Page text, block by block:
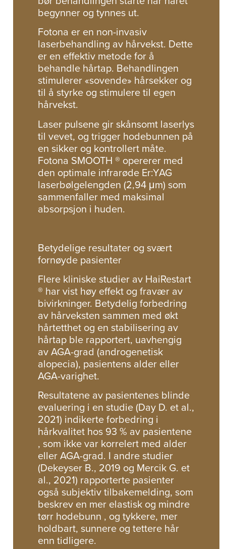
begynner og tynnes ut.
Fotona er en non-invasiv
laserbehandling av hårvekst. Dette
er en effektiv metode for å
behandle hårtap. Behandlingen
stimulerer «sovende» hårsekker og
til å styrke og stimulere til egen
hårvekst.
Laser pulsene gir skånsomt laserlys
til vevet, og trigger hodebunnen på
en sikker og kontrollert måte.
Fotona SMOOTH ® opererer med
den optimale infrarøde Er:YAG
laserbølgelengden (2,94 μm) som
sammenfaller med maksimal
absorpsjon i huden.
Betydelige resultater og svært
fornøyde pasienter
Flere kliniske studier av HaiRestart
® har vist høy effekt og fravær av
bivirkninger. Betydelig forbedring
av hårveksten sammen med økt
hårtetthet og en stabilisering av
hårtap ble rapportert, uavhengig
av AGA-grad (androgenetisk
alopecia), pasientens alder eller
AGA-varighet.
Resultatene av pasientenes blinde
evaluering i en studie (Day D. et al.,
2021) indikerte forbedring i
hårkvalitet hos 93 % av pasientene
, som ikke var korrelert med alder
eller AGA-grad. I andre studier
(Dekeyser B., 2019 og Mercik G. et
al., 2021) rapporterte pasienter
også subjektiv tilbakemelding, som
beskrev en mer elastisk og mindre
tørr hodebunn , og tykkere, mer
holdbart, sunnere og tettere hår
enn tidligere.